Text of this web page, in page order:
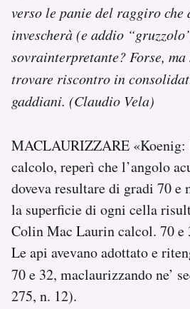
verso le panie del raggiro che
invescherà (e addio
sovrainterpretante? Forse,
trovare riscontro in
gaddiani. (Claudio Vela)
MACLAURIZZARE
calcolo, reperì che l’angolo
doveva resultare di gradi 70 e
la superficie di ogni cella
Colin Mac Laurin calcol. 70 e
Le api avevano adottato e
70 e 32, maclaurizzando ne’
275, n. 12).